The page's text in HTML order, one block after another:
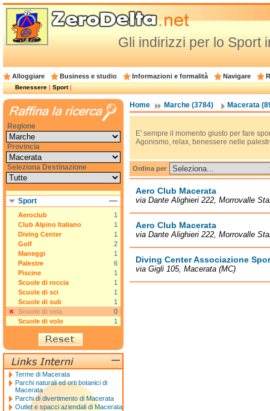
Gli indirizzi per lo Sport
Alloggiare Business e studio Informazioni e formalità Navigare
Benessere|Sport|
Home Marche (3784) Macerata
E' sempre il momento giusto per fare
Agonismo, relax, benessere nelle
Ordina per
Aero Club Macerata
via Dante Alighieri 222, Morrovalle
Aero Club Macerata
via Dante Alighieri 222, Morrovalle
Diving Center Associazione
via Gigli 105, Macerata (MC)
Regione
Provincia
Seleziona Destinazione
Sport
Aeroclub
1
Club Alpino Italiano
1
Diving Center
1
Golf
2
Maneggi
1
Palestre
6
Piscine
1
Scuole di roccia
1
Scuole di sci
1
Scuole di sub
1
Scuole di vela
0
Scuole di volo
1
Terme di Macerata
Parchi naturali ed orti botanici di
Macerata
Parchi di divertimento di Macerata
Outlet e spacci aziendali di Macerata